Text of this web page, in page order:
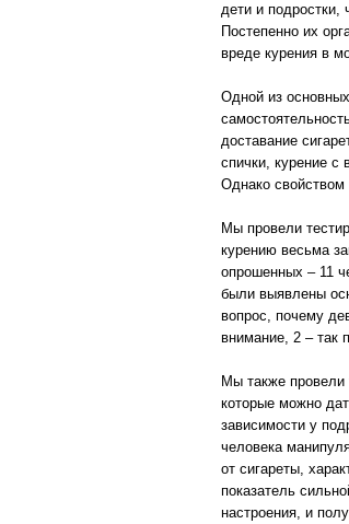
дети и
Постепенно их
вреде курения в
Одной из
доставание
спички, курение с
Однако свойством
Мы провели
курению весьма
опрошенных – 11
были выявлены
вопрос, почему
внимание, 2 – так
Мы также провели
которые можно
зависимости у
человека
от сигареты,
показатель
настроения, и